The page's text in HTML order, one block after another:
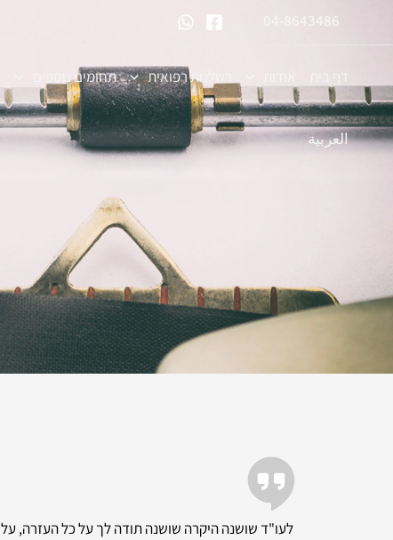
04-8643486
רשלנות רפואית תחומים נוספים
العربية
לעו"ד שושנה היקרה שושנה תודה לך על כל העזרה, על